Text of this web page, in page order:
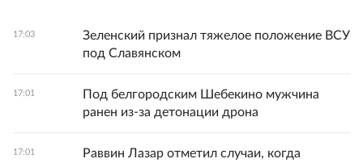
17:03
Зеленский признал тяжелое положение ВСУ
под Славянском
17:01
Под белгородским Шебекино мужчина
ранен из-за детонации дрона
17:01
Раввин Лазар отметил случаи, когда